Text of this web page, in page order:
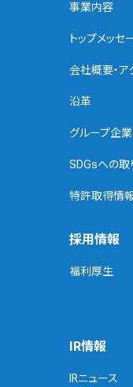
事業内容
トップメッセ
会社概要・ア
沿革
グループ企
SDGsへの取
特許取得情
採用情報
福利厚生
IR情報
IRニュース